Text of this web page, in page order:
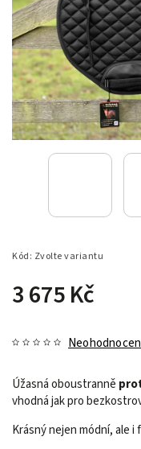
Kód: Zvolte variantu
3 675 Kč
Úžasná oboustranně
vhodná jak pro
Krásný nejen módní, ale